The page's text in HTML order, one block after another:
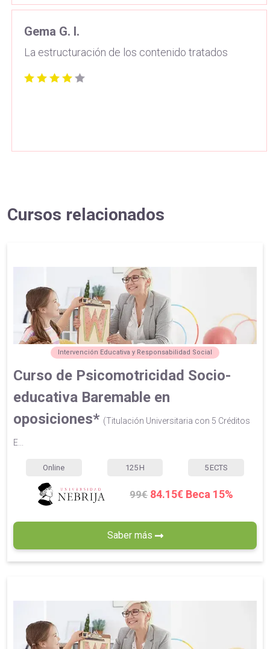
Gema G. I.
La estructuración de los contenido tratados
Cursos relacionados
Intervención Educativa y Responsabilidad Social
Curso de Psicomotricidad Socio-
educativa Baremable en
oposiciones* (Titulación Universitaria con 5 Créditos
E...
Online 125 H 5 ECTS
99€ 84.15€ Beca 15%
Saber más